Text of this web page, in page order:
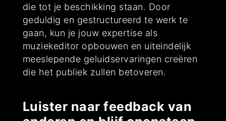
die tot je beschikking staan. Door
geduldig en gestructureerd te werk te
gaan, kun je jouw expertise als
muziekeditor opbouwen en uiteindelijk
meeslepende geluidservaringen creëren
die het publiek zullen betoveren.
Luister naar feedback van